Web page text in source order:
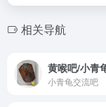
相关导航
黄喉吧/小青
小青龟交流吧